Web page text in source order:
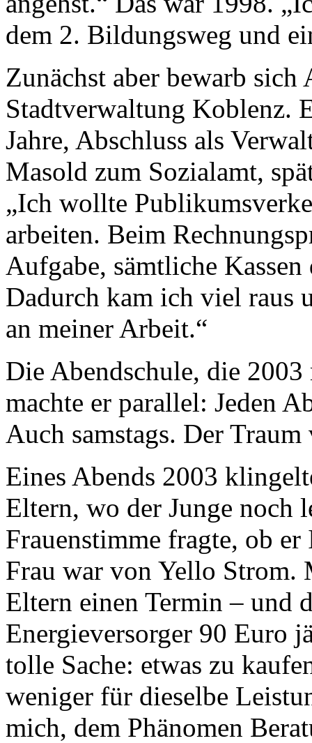
dem 2. Bildungsweg und
Zunächst aber bewarb
Stadtverwaltung Koblenz.
Jahre, Abschluss als
Masold zum Sozialamt,
„Ich wollte
arbeiten. Beim
Aufgabe, sämtliche
Dadurch kam ich viel raus
an meiner Arbeit.“
Die Abendschule, die
machte er parallel: Jeden
Auch samstags. Der
Eines Abends 2003
Eltern, wo der Junge noch
Frauenstimme fragte, ob er
Frau war von Yello Strom.
Eltern einen Termin – und
Energieversorger 90 Euro
tolle Sache: etwas zu
weniger für dieselbe
mich, dem Phänomen